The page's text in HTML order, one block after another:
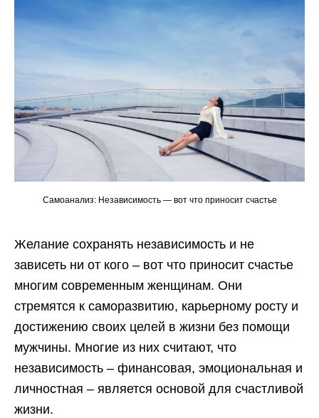
Самоанализ: Независимость — вот что приносит счастье
Желание сохранять независимость и не
зависеть ни от кого – вот что приносит счастье
многим современным женщинам. Они
стремятся к саморазвитию, карьерному росту и
достижению своих целей в жизни без помощи
мужчины. Многие из них считают, что
независимость – финансовая, эмоциональная и
личностная – является основой для счастливой
жизни.